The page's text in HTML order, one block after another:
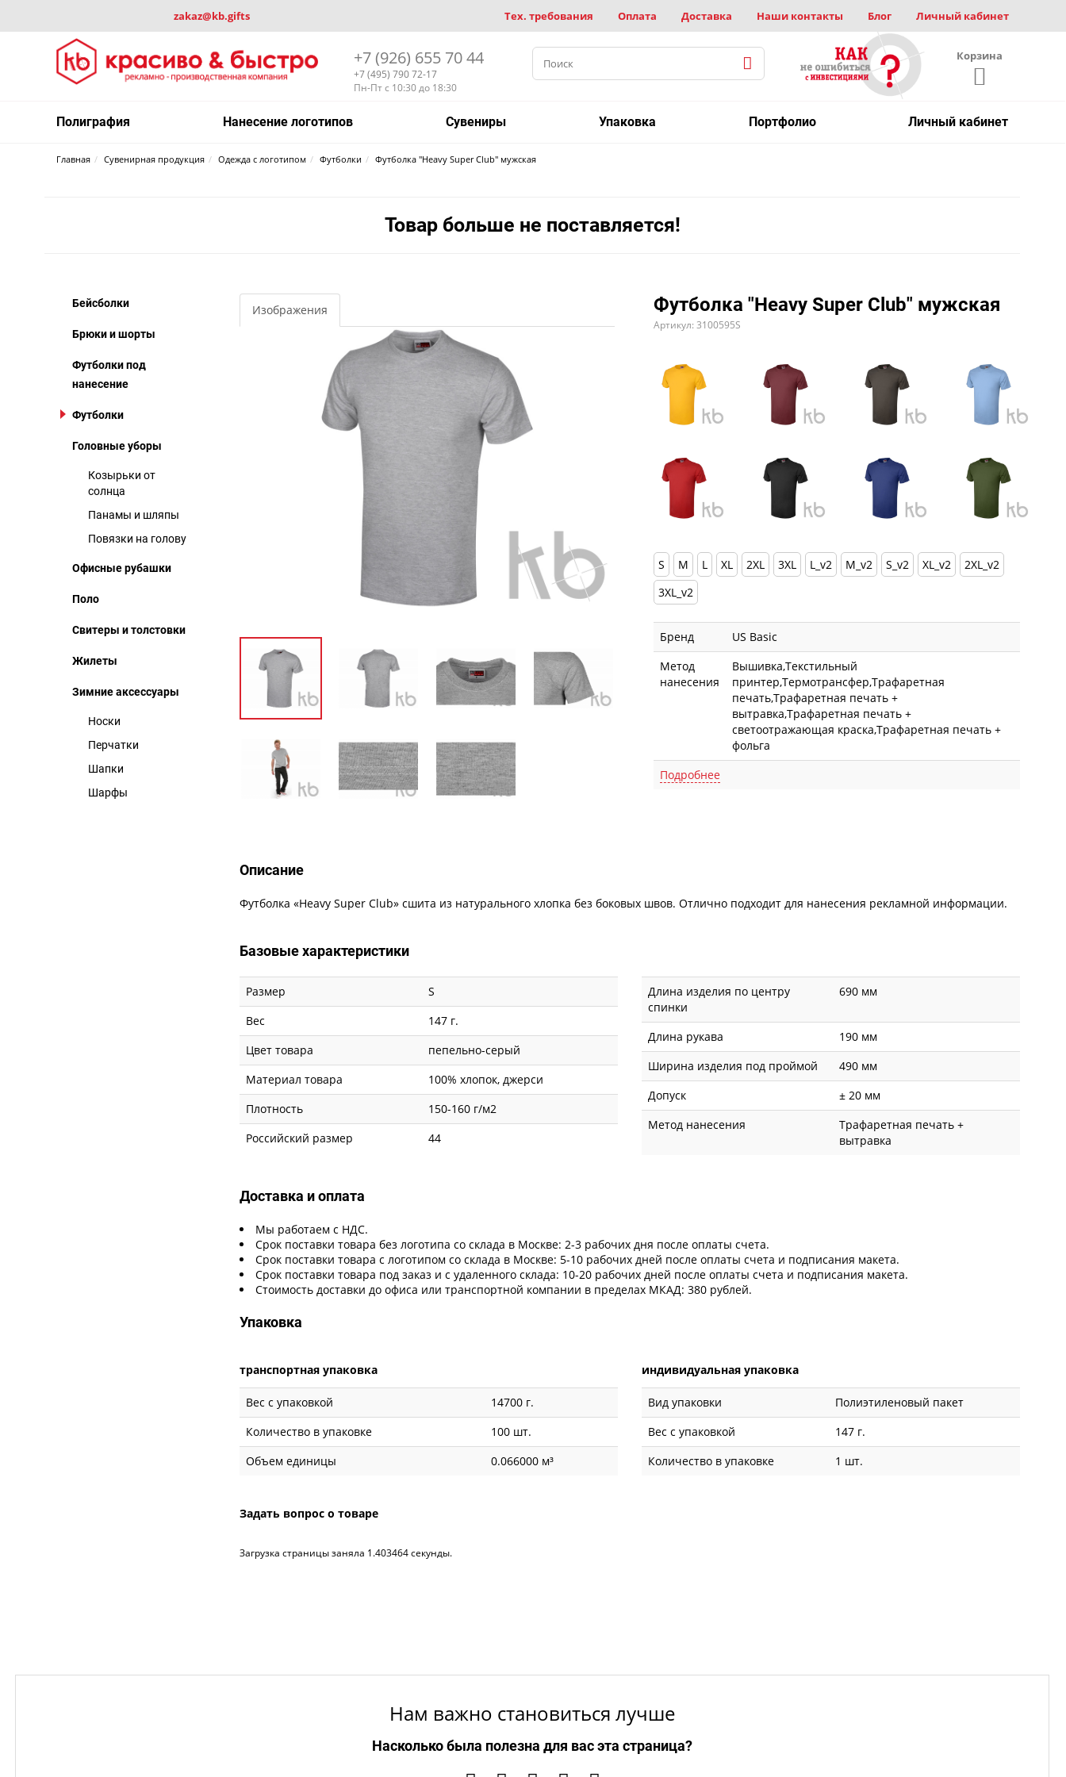
zakaz@kb.gifts Тех. требования Оплата Доставка Наши контакты Блог Личный кабинет
+7 (926) 655 70 44
+7 (495) 790 72-17
Пн-Пт с 10:30 до 18:30
Корзина
Полиграфия Нанесение логотипов Сувениры Упаковка Портфолио Личный кабинет
Главная Сувенирная продукция Одежда с логотипом Футболки Футболка "Heavy Super Club" мужская
Товар больше не поставляется!
Бейсболки
Брюки и шорты
Футболки под
нанесение
Футболки
Головные уборы
Козырьки от
солнца
Панамы и шляпы
Повязки на голову
Офисные рубашки
Поло
Свитеры и толстовки
Жилеты
Зимние аксессуары
Носки
Перчатки
Шапки
Шарфы
Футболка "Heavy Super Club" мужская
Артикул: 3100595S
Изображения
S M L XL 2XL 3XL L_v2 M_v2 S_v2 XL_v2
2XL_v2
3XL_v2
Бренд
US Basic
Метод
нанесения
Вышивка,Текстильный
принтер,Термотрансфер,Трафаретная
печать,Трафаретная печать +
вытравка,Трафаретная печать +
светоотражающая краска,Трафаретная печать +
фольга
Подробнее
Описание
Футболка «Heavy Super Club» сшита из натурального хлопка без боковых швов. Отлично подходит для нанесения рекламной информации.
Базовые характеристики
Размер
S
Вес
147 г.
Цвет товара
пепельно-серый
Материал товара
100% хлопок, джерси
Плотность
150-160 г/м2
Российский размер
44
Длина изделия по центру
спинки
690 мм
Длина рукава
190 мм
Ширина изделия под проймой
490 мм
Допуск
± 20 мм
Метод нанесения
Трафаретная печать +
вытравка
Доставка и оплата
Мы работаем с НДС.
Срок поставки товара без логотипа со склада в Москве: 2-3 рабочих дня после оплаты счета.
Срок поставки товара с логотипом со склада в Москве: 5-10 рабочих дней после оплаты счета и подписания макета.
Срок поставки товара под заказ и с удаленного склада: 10-20 рабочих дней после оплаты счета и подписания макета.
Стоимость доставки до офиса или транспортной компании в пределах МКАД: 380 рублей.
Упаковка
транспортная упаковка
Вес с упаковкой
14700 г.
Количество в упаковке
100 шт.
Объем единицы
0.066000 м³
индивидуальная упаковка
Вид упаковки
Полиэтиленовый пакет
Вес с упаковкой
147 г.
Количество в упаковке
1 шт.
Задать вопрос о товаре
Загрузка страницы заняла 1.403464 секунды.
Нам важно становиться лучше
Насколько была полезна для вас эта страница?